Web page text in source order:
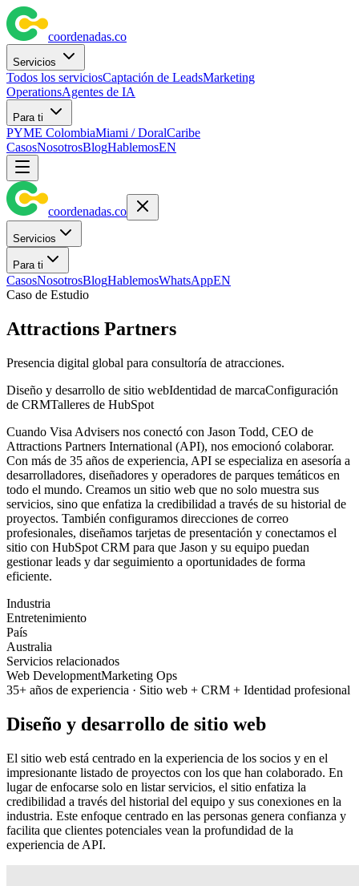
coordenadas.co
Servicios
Todos los serviciosCaptación de LeadsMarketing
OperationsAgentes de IA
Para ti
PYME ColombiaMiami / DoralCaribe
CasosNosotrosBlogHablemosEN
coordenadas.co
Servicios
Para ti
CasosNosotrosBlogHablemosWhatsAppEN
Caso de Estudio
Attractions Partners
Presencia digital global para consultoría de atracciones.
Diseño y desarrollo de sitio webIdentidad de marcaConfiguración
de CRMTalleres de HubSpot
Cuando Visa Advisers nos conectó con Jason Todd, CEO de
Attractions Partners International (API), nos emocionó colaborar.
Con más de 35 años de experiencia, API se especializa en asesoría a
desarrolladores, diseñadores y operadores de parques temáticos en
todo el mundo. Creamos un sitio web que no solo muestra sus
servicios, sino que enfatiza la credibilidad a través de su historial de
proyectos. También configuramos direcciones de correo
profesionales, diseñamos tarjetas de presentación y conectamos el
sitio con HubSpot CRM para que Jason y su equipo puedan
gestionar leads y dar seguimiento a oportunidades de forma
eficiente.
Industria
Entretenimiento
País
Australia
Servicios relacionados
Web DevelopmentMarketing Ops
35+ años de experiencia · Sitio web + CRM + Identidad profesional
Diseño y desarrollo de sitio web
El sitio web está centrado en la experiencia de los socios y en el
impresionante listado de proyectos con los que han colaborado. En
lugar de enfocarse solo en listar servicios, el sitio enfatiza la
credibilidad a través del historial del equipo y sus conexiones en la
industria. Este enfoque centrado en las personas genera confianza y
facilita que clientes potenciales vean la profundidad de la
experiencia de API.